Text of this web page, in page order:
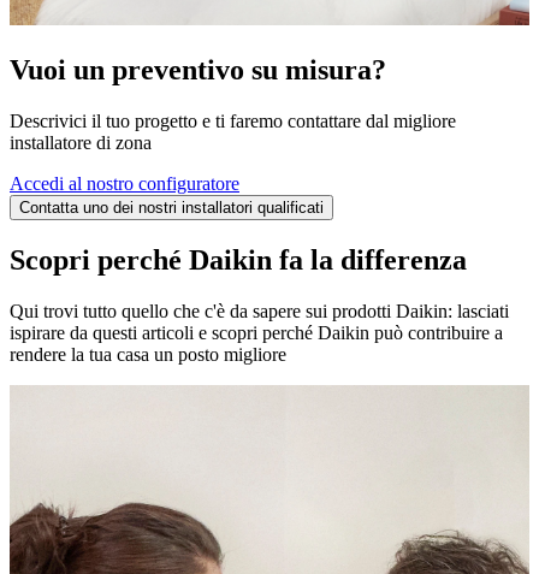
Vuoi un preventivo su misura?
Descrivici il tuo progetto e ti faremo contattare dal migliore
installatore di zona
Accedi al nostro configuratore
Contatta uno dei nostri installatori qualificati
Scopri perché Daikin fa la differenza
Qui trovi tutto quello che c'è da sapere sui prodotti Daikin: lasciati
ispirare da questi articoli e scopri perché Daikin può contribuire a
rendere la tua casa un posto migliore